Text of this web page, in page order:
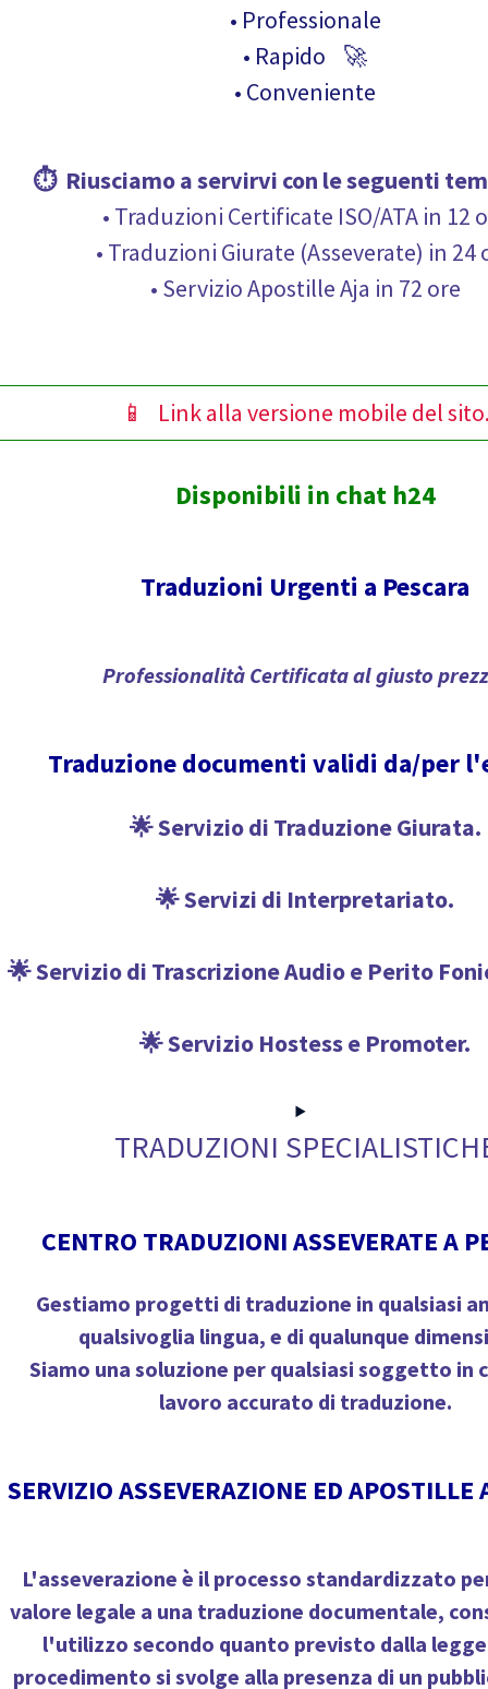
• Professionale
• Rapido 🚀
• Conveniente
⏱ Riusciamo a servirvi con le seguenti
• Traduzioni Certificate ISO/ATA in 12
• Traduzioni Giurate (Asseverate) in 24
• Servizio Apostille Aja in 72 ore
📱 Link alla versione mobile del
Disponibili in chat h24
Traduzioni Urgenti a Pescara
Professionalità Certificata al giusto
Traduzione documenti validi da/per
🌟 Servizio di Traduzione Giurata.
🌟 Servizi di Interpretariato.
🌟 Servizio di Trascrizione Audio e Perito
🌟 Servizio Hostess e Promoter.
TRADUZIONI
CENTRO TRADUZIONI ASSEVERATE A
Gestiamo progetti di traduzione in qualsiasi
qualsivoglia lingua, e di qualunque
Siamo una soluzione per qualsiasi soggetto in
lavoro accurato di traduzione.
SERVIZIO ASSEVERAZIONE ED APOSTILLE
L'asseverazione è il processo standardizzato
valore legale a una traduzione documentale,
l'utilizzo secondo quanto previsto dalla
procedimento si svolge alla presenza di un